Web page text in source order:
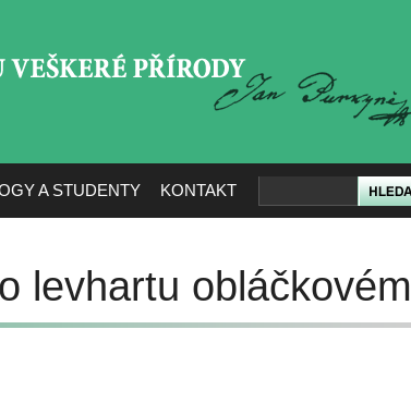
A STUDENTY KONTAKT
levhartu obláčkovém